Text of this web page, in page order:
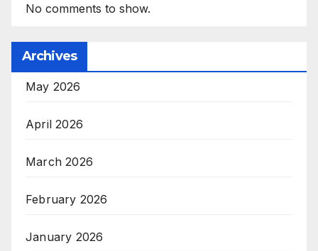
No comments to show.
Archives
May 2026
April 2026
March 2026
February 2026
January 2026